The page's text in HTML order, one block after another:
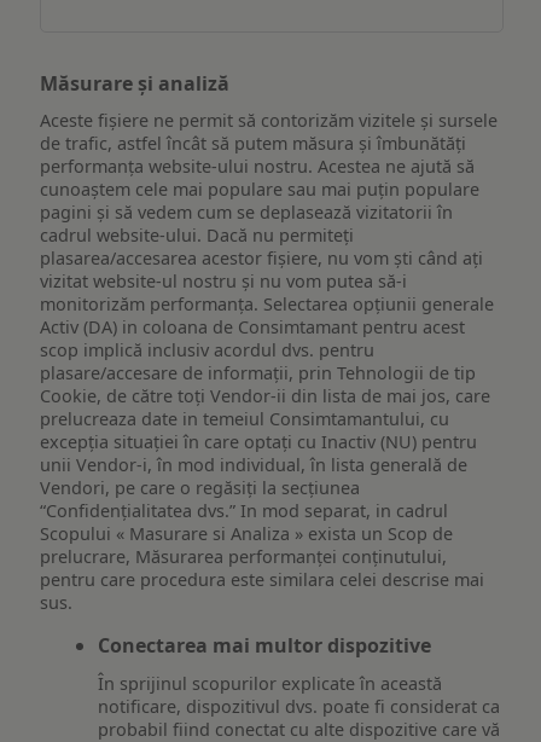
Măsurare și analiză
Aceste fișiere ne permit să contorizăm vizitele și sursele
de trafic, astfel încât să putem măsura și îmbunătăți
performanța website-ului nostru. Acestea ne ajută să
cunoaștem cele mai populare sau mai puțin populare
pagini și să vedem cum se deplasează vizitatorii în
cadrul website-ului. Dacă nu permiteți
plasarea/accesarea acestor fișiere, nu vom ști când ați
vizitat website-ul nostru și nu vom putea să-i
monitorizăm performanța. Selectarea opțiunii generale
Activ (DA) in coloana de Consimtamant pentru acest
scop implică inclusiv acordul dvs. pentru
plasare/accesare de informații, prin Tehnologii de tip
Cookie, de către toți Vendor-ii din lista de mai jos, care
prelucreaza date in temeiul Consimtamantului, cu
excepția situației în care optați cu Inactiv (NU) pentru
unii Vendor-i, în mod individual, în lista generală de
Vendori, pe care o regăsiți la secțiunea
“Confidențialitatea dvs.” In mod separat, in cadrul
Scopului « Masurare si Analiza » exista un Scop de
prelucrare, Măsurarea performanței conținutului,
pentru care procedura este similara celei descrise mai
sus.
Conectarea mai multor dispozitive
În sprijinul scopurilor explicate în această
notificare, dispozitivul dvs. poate fi considerat ca
probabil fiind conectat cu alte dispozitive care vă